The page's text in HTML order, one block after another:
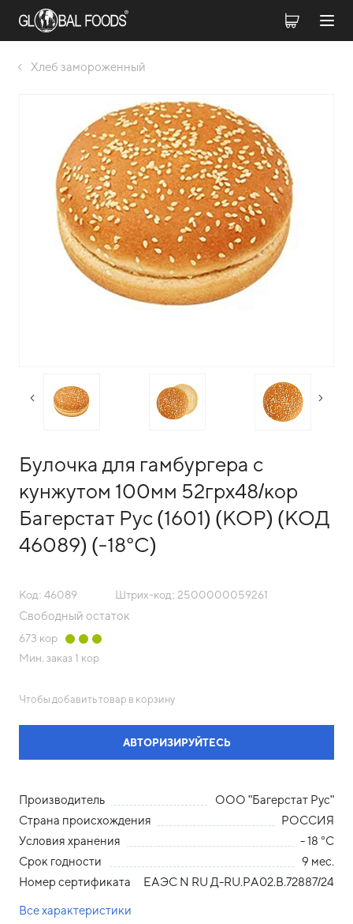
Хлеб замороженный
следующий слайд
Булочка для гамбургера с
кунжутом 100мм 52грх48/кор
Багерстат Рус (1601) (КОР) (КОД
46089) (-18°С)
Код: 46089 Штрих-код: 2500000059261
Свободный остаток
673 кор
Мин. заказ 1 кор
Чтобы добавить товар в корзину
АВТОРИЗИРУЙТЕСЬ
Производитель
ООО "Багерстат Рус"
Страна происхождения
РОССИЯ
Условия хранения
- 18 °С
Срок годности
9 мес.
Номер сертификата
ЕАЭС N RU Д-RU.РА02.В.72887/24
Все характеристики